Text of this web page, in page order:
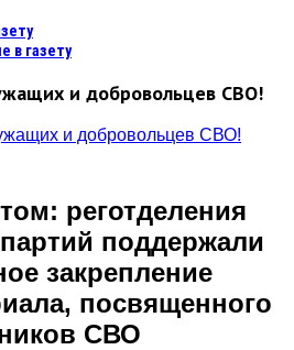
в газету
и добровольцев СВО!
реготделения
поддержали
закрепление
посвященного
СВО